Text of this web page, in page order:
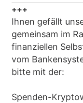
+++
Ihnen gefällt
gemeinsam im
finanziellen
vom
bitte mit der:
Spenden-